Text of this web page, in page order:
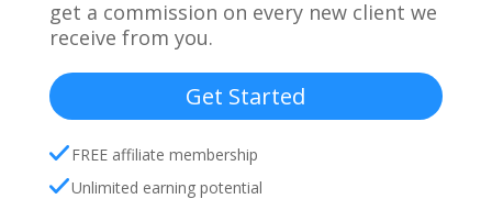
get a commission on every new client we
receive from you.
Get Started
FREE affiliate membership
Unlimited earning potential